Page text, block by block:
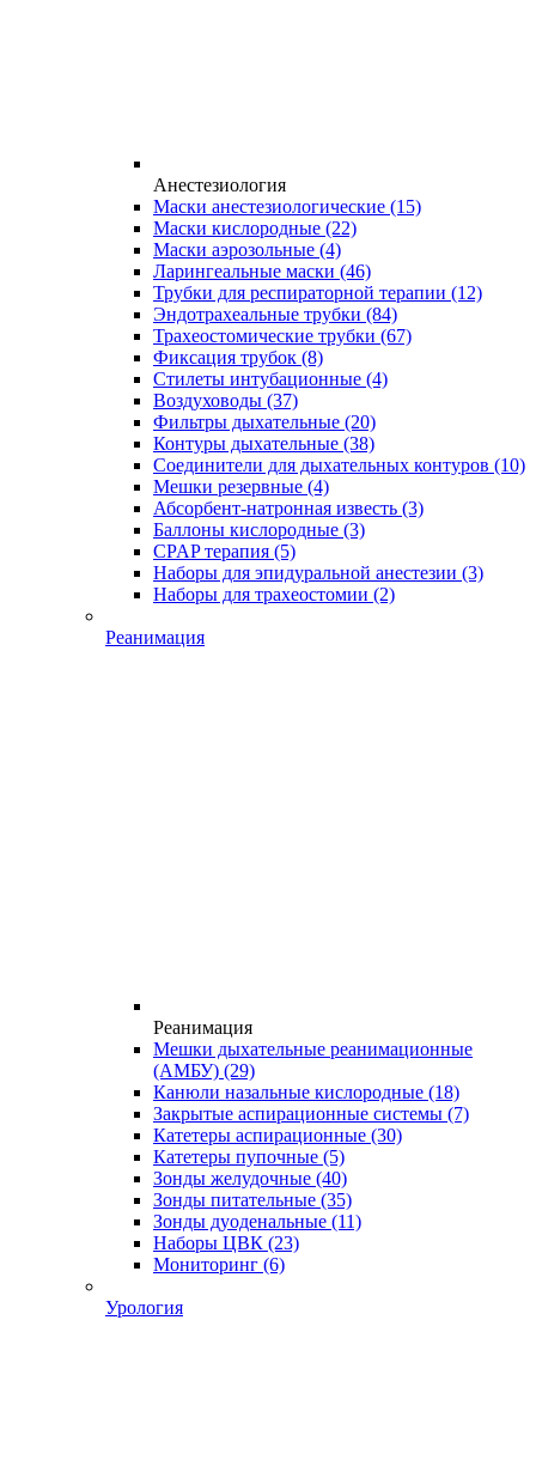
Анестезиология
Маски анестезиологические (15)
Маски кислородные (22)
Маски аэрозольные (4)
Ларингеальные маски (46)
Трубки для респираторной терапии (12)
Эндотрахеальные трубки (84)
Трахеостомические трубки (67)
Фиксация трубок (8)
Стилеты интубационные (4)
Воздуховоды (37)
Фильтры дыхательные (20)
Контуры дыхательные (38)
Соединители для дыхательных контуров (10)
Мешки резервные (4)
Абсорбент-натронная известь (3)
Баллоны кислородные (3)
CPAP терапия (5)
Наборы для эпидуральной анестезии (3)
Наборы для трахеостомии (2)
Реанимация
Реанимация
Мешки дыхательные реанимационные
(АМБУ) (29)
Канюли назальные кислородные (18)
Закрытые аспирационные системы (7)
Катетеры аспирационные (30)
Катетеры пупочные (5)
Зонды желудочные (40)
Зонды питательные (35)
Зонды дуоденальные (11)
Наборы ЦВК (23)
Мониторинг (6)
Урология